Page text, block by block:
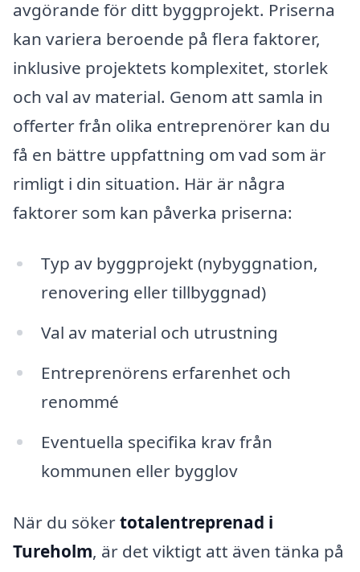
avgörande för ditt byggprojekt. Priserna
kan variera beroende på flera faktorer,
inklusive projektets komplexitet, storlek
och val av material. Genom att samla in
offerter från olika entreprenörer kan du
få en bättre uppfattning om vad som är
rimligt i din situation. Här är några
faktorer som kan påverka priserna:
Typ av byggprojekt (nybyggnation,
renovering eller tillbyggnad)
Val av material och utrustning
Entreprenörens erfarenhet och
renommé
Eventuella specifika krav från
kommunen eller bygglov
När du sökertotalentreprenad i
Tureholm, är det viktigt att även tänka på